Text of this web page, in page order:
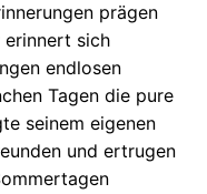
prägen
erinnert sich
endlosen
Tagen die pure
seinem eigenen
und ertrugen